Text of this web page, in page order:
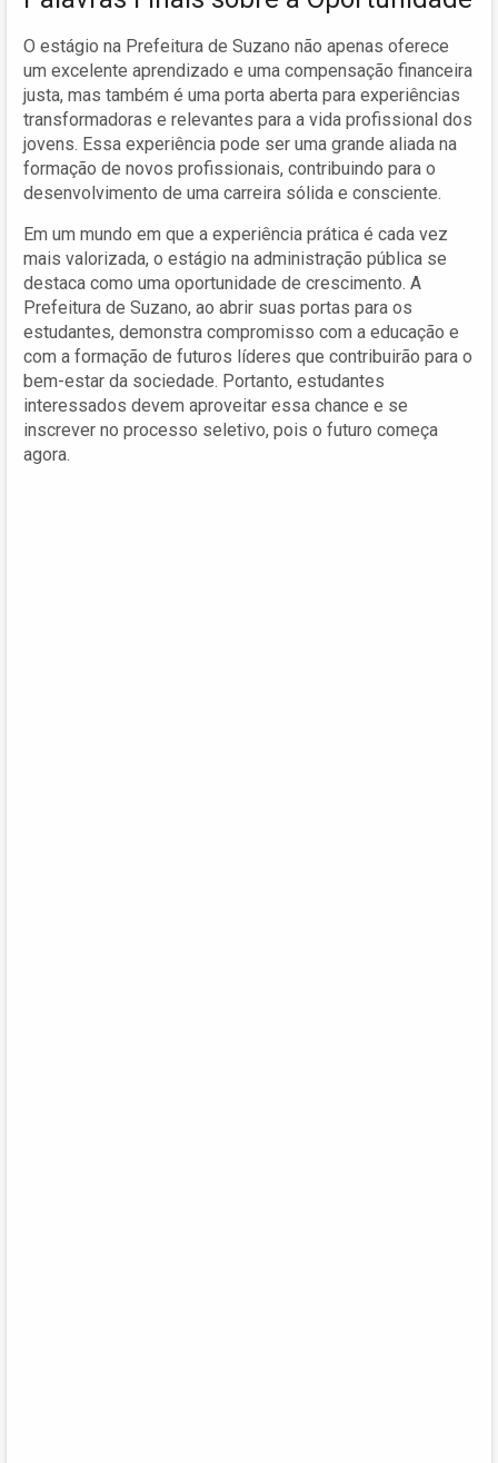
O estágio na Prefeitura de Suzano não apenas oferece
um excelente aprendizado e uma compensação financeira
justa, mas também é uma porta aberta para experiências
transformadoras e relevantes para a vida profissional dos
jovens. Essa experiência pode ser uma grande aliada na
formação de novos profissionais, contribuindo para o
desenvolvimento de uma carreira sólida e consciente.
Em um mundo em que a experiência prática é cada vez
mais valorizada, o estágio na administração pública se
destaca como uma oportunidade de crescimento. A
Prefeitura de Suzano, ao abrir suas portas para os
estudantes, demonstra compromisso com a educação e
com a formação de futuros líderes que contribuirão para o
bem-estar da sociedade. Portanto, estudantes
interessados devem aproveitar essa chance e se
inscrever no processo seletivo, pois o futuro começa
agora.